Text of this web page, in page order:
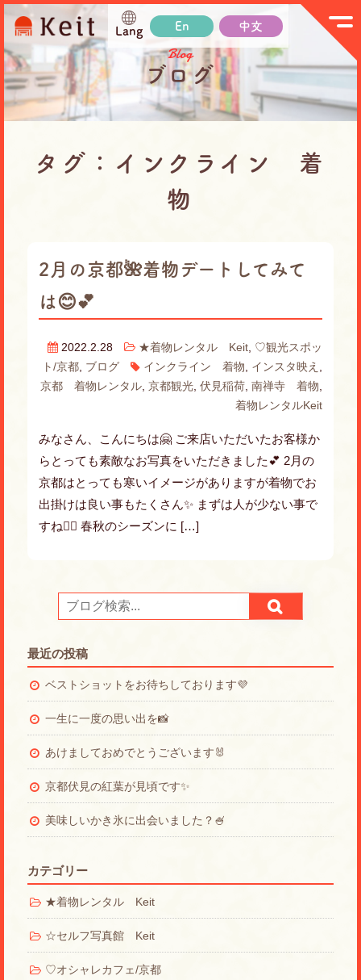
Lang En 中文
Blog
ブログ
タグ：インクライン 着
物
2月の京都🌺着物デートしてみて
は😊💕
2022.2.28 ★着物レンタル Keit ♡観光スポッ
ト/京都 ブログ インクライン 着物 インスタ映え
京都 着物レンタル ,京都観光 ,伏見稲荷 ,南禅寺 着物
着物レンタルKeit
みなさん、こんにちは🤗 ご来店いただいたお客様か
らとっても素敵なお写真をいただきました💕 2月の
京都はとっても寒いイメージがありますが着物でお
出掛けは良い事もたくさん✨ まずは人が少ない事で
すね🙇‍♀️ 春秋のシーズンに […]
最近の投稿
ベストショットをお待ちしております💜
一生に一度の思い出を📸
あけましておめでとうございます🐰
京都伏見の紅葉が見頃です✨
美味しいかき氷に出会いました？🍧
カテゴリー
★着物レンタル Keit
☆セルフ写真館 Keit
♡オシャレカフェ/京都